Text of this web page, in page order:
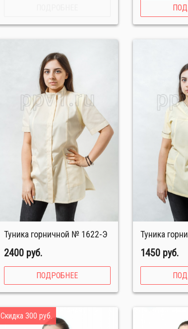
Туника горничной № 1622-Э
2400 руб.
ПОДРОБНЕЕ
Туника
1450 руб.
Скидка 300 руб.